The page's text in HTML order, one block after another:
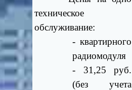
техническое
обслуживание:
- квартирного
радиомодуля
- 31,25 руб.
(без учета